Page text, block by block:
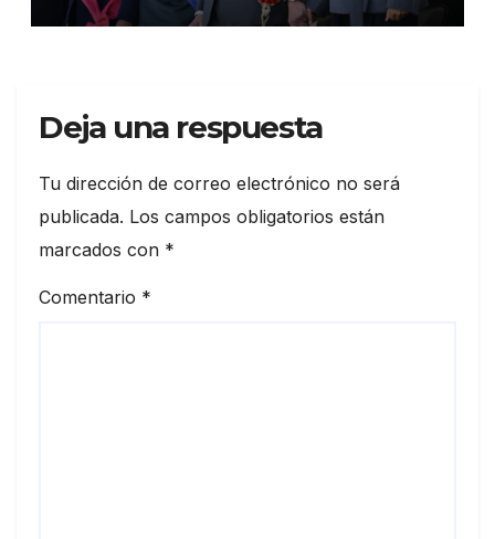
Deja una respuesta
Tu dirección de correo electrónico no será
publicada. Los campos obligatorios están
marcados con *
Comentario *